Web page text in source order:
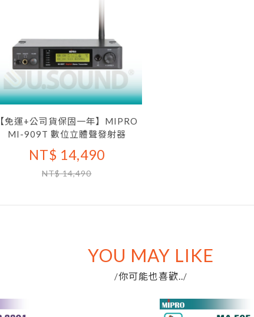
【免運+公司貨保固一年】MIPRO
MI-909T 數位立體聲發射器
NT$ 14,490
NT$ 14,490
YOU MAY LIKE
/你可能也喜歡../